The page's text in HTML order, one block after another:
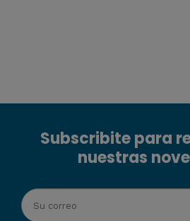
Subscribite para
nuestras